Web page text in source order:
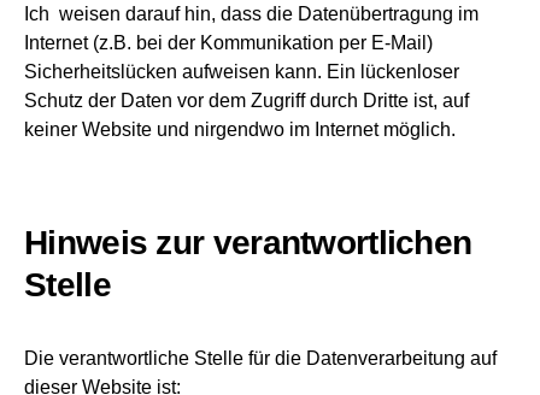
Ich weisen darauf hin, dass die Datenübertragung im
Internet (z.B. bei der Kommunikation per E-Mail)
Sicherheitslücken aufweisen kann. Ein lückenloser
Schutz der Daten vor dem Zugriff durch Dritte ist, auf
keiner Website und nirgendwo im Internet möglich.
Hinweis zur verantwortlichen
Stelle
Die verantwortliche Stelle für die Datenverarbeitung auf
dieser Website ist: